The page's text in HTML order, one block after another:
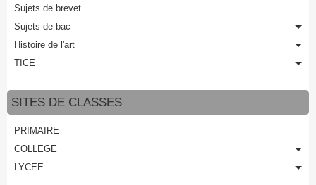
Sujets de brevet
Sujets de bac
Histoire de l'art
TICE
SITES DE CLASSES
PRIMAIRE
COLLEGE
LYCEE